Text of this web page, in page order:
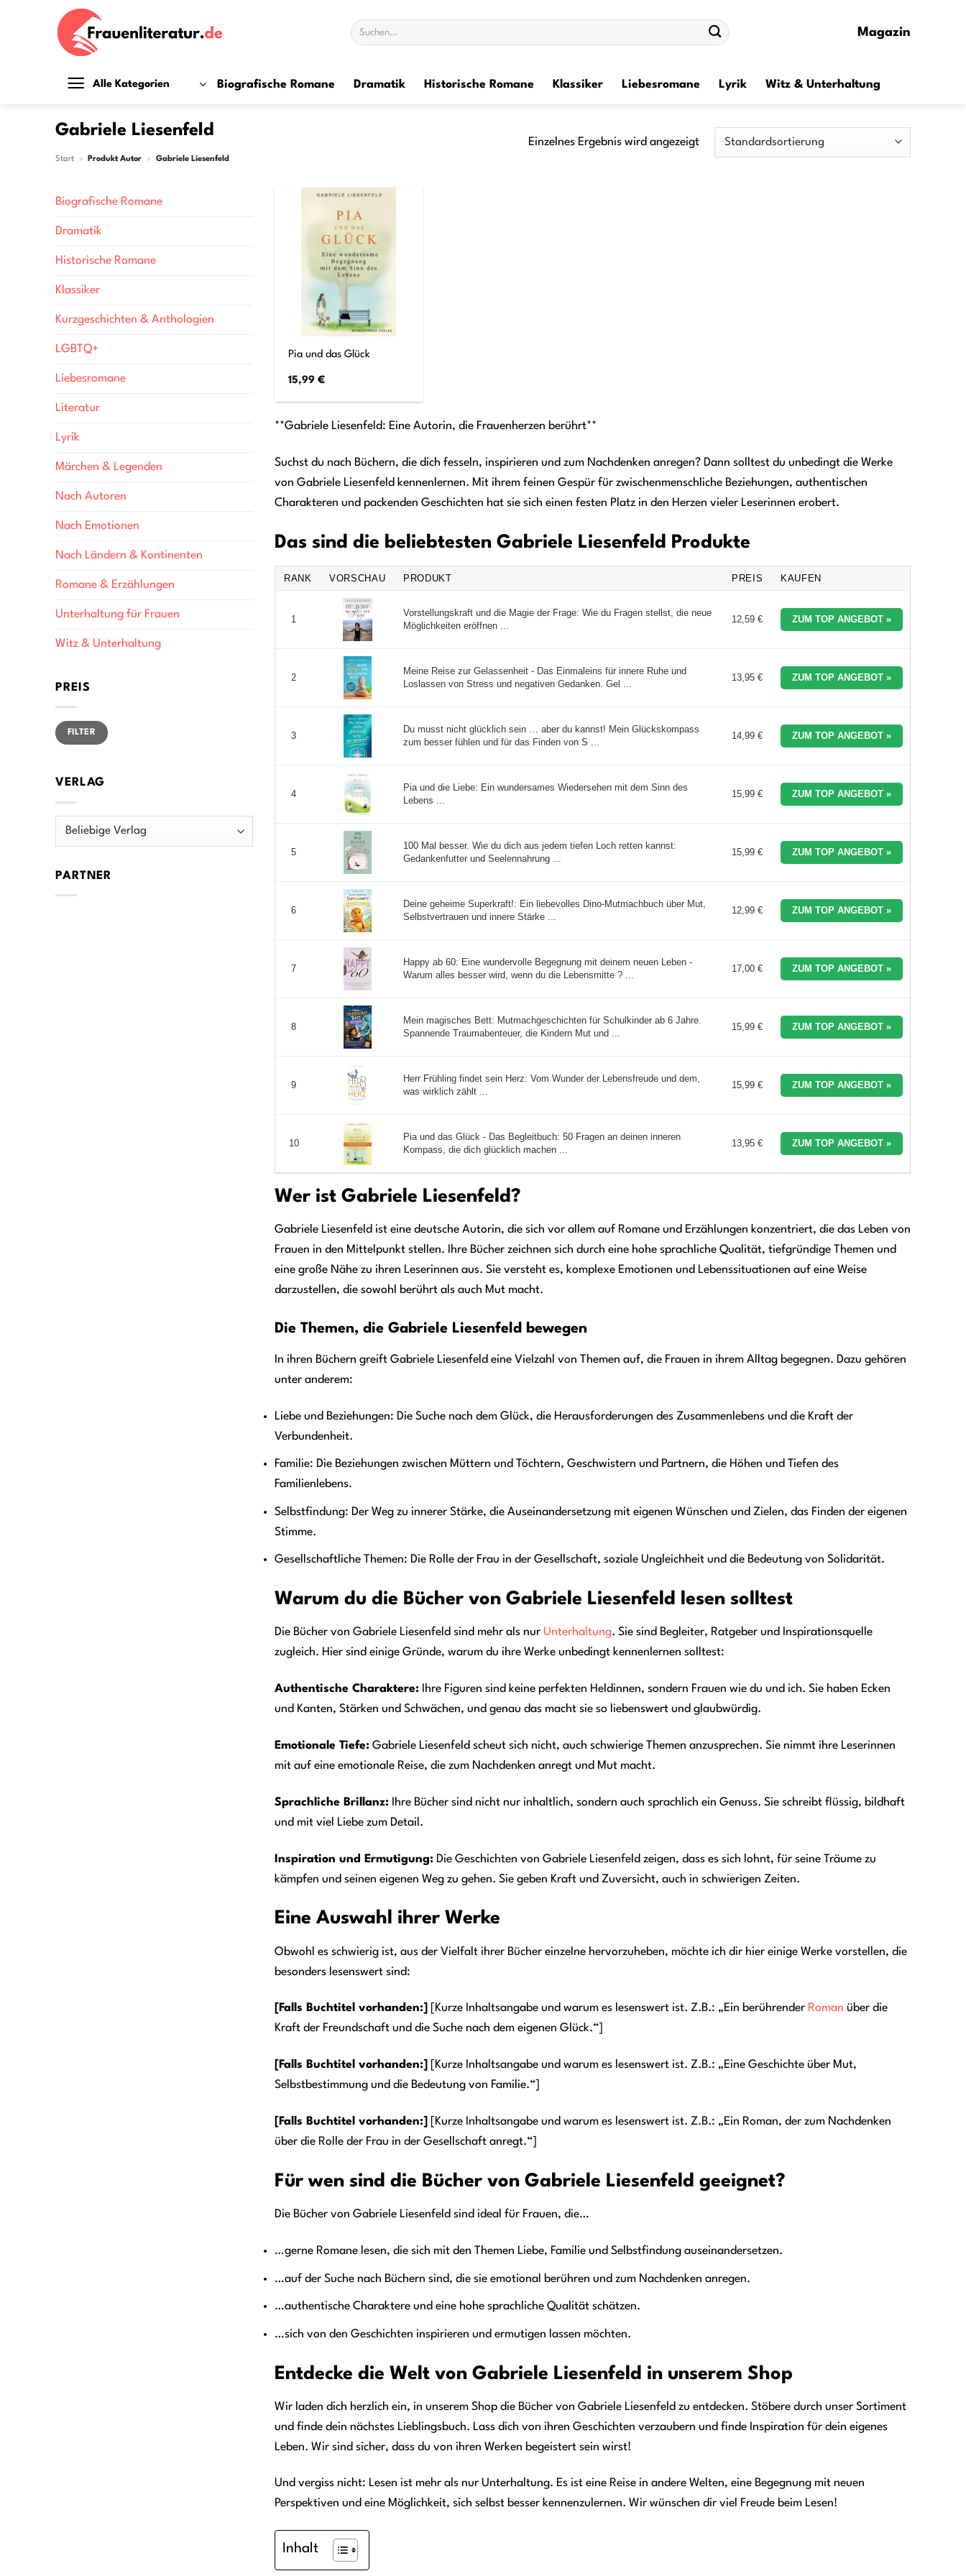
Suchen
nach:
Magazin
Alle Kategorien Biografische Romane Dramatik Historische Romane Klassiker Liebesromane Lyrik Witz & Unterhaltung
Gabriele Liesenfeld
Start » Produkt Autor » Gabriele Liesenfeld
Einzelnes Ergebnis wird angezeigt
Biografische Romane
Dramatik
Historische Romane
Klassiker
Kurzgeschichten & Anthologien
LGBTQ+
Liebesromane
Literatur
Lyrik
Märchen & Legenden
Nach Autoren
Nach Emotionen
Nach Ländern & Kontinenten
Romane & Erzählungen
Unterhaltung für Frauen
Witz & Unterhaltung
PREIS
Min.
Preis
Max.
PreisFILTER
VERLAG
PARTNER
Pia und das Glück
15,99 €
**Gabriele Liesenfeld: Eine Autorin, die Frauenherzen berührt**
Suchst du nach Büchern, die dich fesseln, inspirieren und zum Nachdenken anregen? Dann solltest du unbedingt die Werke
von Gabriele Liesenfeld kennenlernen. Mit ihrem feinen Gespür für zwischenmenschliche Beziehungen, authentischen
Charakteren und packenden Geschichten hat sie sich einen festen Platz in den Herzen vieler Leserinnen erobert.
Das sind die beliebtesten Gabriele Liesenfeld Produkte
RANK VORSCHAU PRODUKT PREIS KAUFEN
1
Vorstellungskraft und die Magie der Frage: Wie du Fragen stellst, die neue
Möglichkeiten eröffnen ...
12,59 € ZUM TOP ANGEBOT »
2
Meine Reise zur Gelassenheit - Das Einmaleins für innere Ruhe und
Loslassen von Stress und negativen Gedanken. Gel ...
13,95 € ZUM TOP ANGEBOT »
3
Du musst nicht glücklich sein … aber du kannst! Mein Glückskompass
zum besser fühlen und für das Finden von S ...
14,99 € ZUM TOP ANGEBOT »
4
Pia und die Liebe: Ein wundersames Wiedersehen mit dem Sinn des
Lebens ...
15,99 € ZUM TOP ANGEBOT »
5
100 Mal besser. Wie du dich aus jedem tiefen Loch retten kannst:
Gedankenfutter und Seelennahrung ...
15,99 € ZUM TOP ANGEBOT »
6
Deine geheime Superkraft!: Ein liebevolles Dino-Mutmachbuch über Mut,
Selbstvertrauen und innere Stärke ...
12,99 € ZUM TOP ANGEBOT »
7
Happy ab 60: Eine wundervolle Begegnung mit deinem neuen Leben -
Warum alles besser wird, wenn du die Lebensmitte ? ...
17,00 € ZUM TOP ANGEBOT »
8
Mein magisches Bett: Mutmachgeschichten für Schulkinder ab 6 Jahre.
Spannende Traumabenteuer, die Kindern Mut und ...
15,99 € ZUM TOP ANGEBOT »
9
Herr Frühling findet sein Herz: Vom Wunder der Lebensfreude und dem,
was wirklich zählt ...
15,99 € ZUM TOP ANGEBOT »
10
Pia und das Glück - Das Begleitbuch: 50 Fragen an deinen inneren
Kompass, die dich glücklich machen ...
13,95 € ZUM TOP ANGEBOT »
Wer ist Gabriele Liesenfeld?
Gabriele Liesenfeld ist eine deutsche Autorin, die sich vor allem auf Romane und Erzählungen konzentriert, die das Leben von
Frauen in den Mittelpunkt stellen. Ihre Bücher zeichnen sich durch eine hohe sprachliche Qualität, tiefgründige Themen und
eine große Nähe zu ihren Leserinnen aus. Sie versteht es, komplexe Emotionen und Lebenssituationen auf eine Weise
darzustellen, die sowohl berührt als auch Mut macht.
Die Themen, die Gabriele Liesenfeld bewegen
In ihren Büchern greift Gabriele Liesenfeld eine Vielzahl von Themen auf, die Frauen in ihrem Alltag begegnen. Dazu gehören
unter anderem:
Liebe und Beziehungen: Die Suche nach dem Glück, die Herausforderungen des Zusammenlebens und die Kraft der
Verbundenheit.
Familie: Die Beziehungen zwischen Müttern und Töchtern, Geschwistern und Partnern, die Höhen und Tiefen des
Familienlebens.
Selbstfindung: Der Weg zu innerer Stärke, die Auseinandersetzung mit eigenen Wünschen und Zielen, das Finden der eigenen
Stimme.
Gesellschaftliche Themen: Die Rolle der Frau in der Gesellschaft, soziale Ungleichheit und die Bedeutung von Solidarität.
Warum du die Bücher von Gabriele Liesenfeld lesen solltest
Die Bücher von Gabriele Liesenfeld sind mehr als nur Unterhaltung. Sie sind Begleiter, Ratgeber und Inspirationsquelle
zugleich. Hier sind einige Gründe, warum du ihre Werke unbedingt kennenlernen solltest:
Authentische Charaktere: Ihre Figuren sind keine perfekten Heldinnen, sondern Frauen wie du und ich. Sie haben Ecken
und Kanten, Stärken und Schwächen, und genau das macht sie so liebenswert und glaubwürdig.
Emotionale Tiefe: Gabriele Liesenfeld scheut sich nicht, auch schwierige Themen anzusprechen. Sie nimmt ihre Leserinnen
mit auf eine emotionale Reise, die zum Nachdenken anregt und Mut macht.
Sprachliche Brillanz: Ihre Bücher sind nicht nur inhaltlich, sondern auch sprachlich ein Genuss. Sie schreibt flüssig, bildhaft
und mit viel Liebe zum Detail.
Inspiration und Ermutigung: Die Geschichten von Gabriele Liesenfeld zeigen, dass es sich lohnt, für seine Träume zu
kämpfen und seinen eigenen Weg zu gehen. Sie geben Kraft und Zuversicht, auch in schwierigen Zeiten.
Eine Auswahl ihrer Werke
Obwohl es schwierig ist, aus der Vielfalt ihrer Bücher einzelne hervorzuheben, möchte ich dir hier einige Werke vorstellen, die
besonders lesenswert sind:
[Falls Buchtitel vorhanden:] [Kurze Inhaltsangabe und warum es lesenswert ist. Z.B.: „Ein berührender Roman über die
Kraft der Freundschaft und die Suche nach dem eigenen Glück.“]
[Falls Buchtitel vorhanden:]
[Kurze Inhaltsangabe und warum es lesenswert ist. Z.B.: „Eine Geschichte über Mut,
Selbstbestimmung und die Bedeutung von Familie.“]
[Falls Buchtitel vorhanden:]
[Kurze Inhaltsangabe und warum es lesenswert ist. Z.B.: „Ein Roman, der zum Nachdenken
über die Rolle der Frau in der Gesellschaft anregt.“]
Für wen sind die Bücher von Gabriele Liesenfeld geeignet?
Die Bücher von Gabriele Liesenfeld sind ideal für Frauen, die…
…gerne Romane lesen, die sich mit den Themen Liebe, Familie und Selbstfindung auseinandersetzen.
…auf der Suche nach Büchern sind, die sie emotional berühren und zum Nachdenken anregen.
…authentische Charaktere und eine hohe sprachliche Qualität schätzen.
…sich von den Geschichten inspirieren und ermutigen lassen möchten.
Entdecke die Welt von Gabriele Liesenfeld in unserem Shop
Wir laden dich herzlich ein, in unserem Shop die Bücher von Gabriele Liesenfeld zu entdecken. Stöbere durch unser Sortiment
und finde dein nächstes Lieblingsbuch. Lass dich von ihren Geschichten verzaubern und finde Inspiration für dein eigenes
Leben. Wir sind sicher, dass du von ihren Werken begeistert sein wirst!
Und vergiss nicht: Lesen ist mehr als nur Unterhaltung. Es ist eine Reise in andere Welten, eine Begegnung mit neuen
Perspektiven und eine Möglichkeit, sich selbst besser kennenzulernen. Wir wünschen dir viel Freude beim Lesen!
Inhalt